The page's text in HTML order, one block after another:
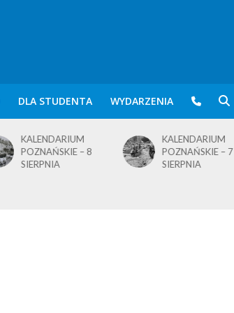
DLA STUDENTA WYDARZENIA
KALENDARIUM
POZNAŃSKIE – 7
SIERPNIA
KALENDARIUM
POZNAŃSKIE – 5
SIERPNIA